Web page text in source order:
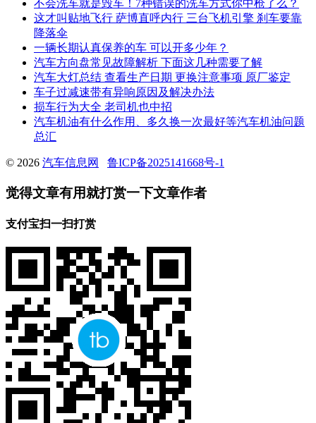
不会洗车就是毁车！7种错误的洗车方式你中枪了么？
这才叫贴地飞行 萨博直呼内行 三台飞机引擎 刹车要靠
降落伞
一辆长期认真保养的车 可以开多少年？
汽车方向盘常见故障解析 下面这几种需要了解
汽车大灯总结 查看生产日期 更换注意事项 原厂鉴定
车子过减速带有异响原因及解决办法
损车行为大全 老司机也中招
汽车机油有什么作用、多久换一次最好等汽车机油问题
总汇
© 2026 汽车信息网 鲁ICP备2025141668号-1
觉得文章有用就打赏一下文章作者
支付宝扫一扫打赏